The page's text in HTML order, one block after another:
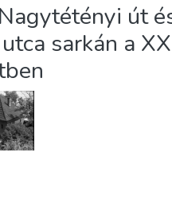
út
sarkán a